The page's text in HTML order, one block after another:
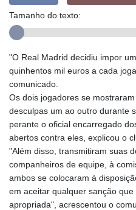
Tamanho do texto:
"O Real Madrid decidiu impor
quinhentos mil euros a cada
comunicado.
Os dois jogadores se
desculpas um ao outro durante
perante o oficial encarregado
abertos contra eles, explicou o
"Além disso, transmitiram suas
companheiros de equipe, à
ambos se colocaram à
em aceitar qualquer sanção
apropriada", acrescentou o